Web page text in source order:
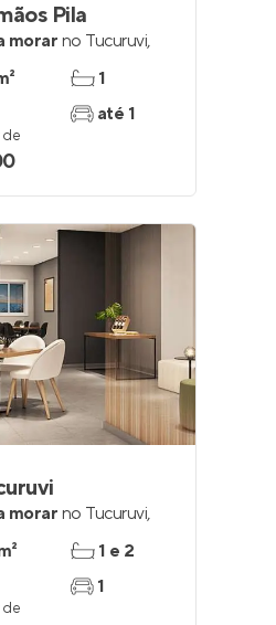
Pila
morar no Tucuruvi,
1
até 1
de
morar no Tucuruvi,
1 e 2
1
de